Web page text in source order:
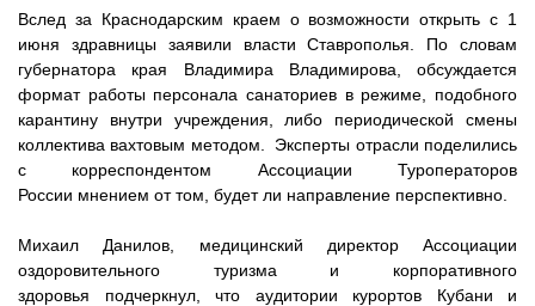
Вслед за Краснодарским краем о возможности открыть с 1
июня здравницы заявили власти Ставрополья. По словам
губернатора края Владимира Владимирова, обсуждается
формат работы персонала санаториев в режиме, подобного
карантину внутри учреждения, либо периодической смены
коллектива вахтовым методом. Эксперты отрасли поделились
с корреспондентом Ассоциации Туроператоров
России мнением от том, будет ли направление перспективно.
Михаил Данилов , медицинский директор Ассоциации
оздоровительного туризма и корпоративного
здоровья подчеркнул, что аудитории курортов Кубани и